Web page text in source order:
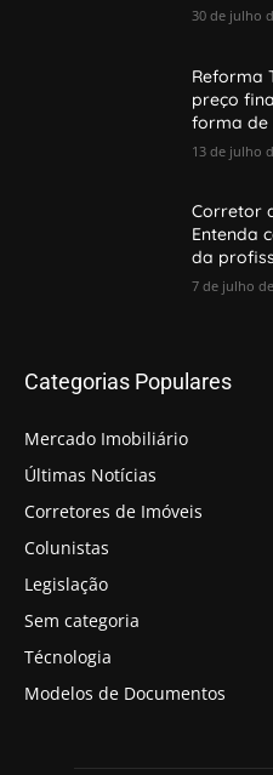
30 de julho
Reforma
preço
forma de
13 de julho
Corretor
Entenda
da
7 de julho
Categorias Populares
Mercado Imobiliário
Últimas Notícias
Corretores de Imóveis
Colunistas
Legislação
Sem categoria
Técnologia
Modelos de Documentos